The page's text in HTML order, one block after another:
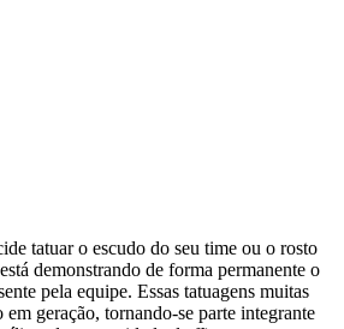
tatuar o escudo do seu time ou o rosto
demonstrando de forma permanente o
pela equipe. Essas tatuagens muitas
em geração, tornando-se parte integrante